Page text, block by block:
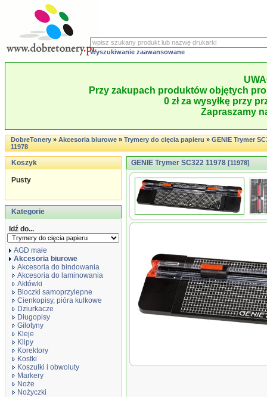
Wyszukiwanie zaawansowane
Przy zakupach produktów objętych
0 zł za wysyłkę przy
Zapraszamy
DobreTonery»Akcesoria biurowe»Trymery do cięcia papieru»GENIE Trymer
11978
Koszyk
Pusty
Kategorie
Idź do...
AGD małe
Akcesoria biurowe
Akcesoria do bindowania
Akcesoria do laminowania
Aktówki
Bloczki samoprzylepne
Cienkopisy, pióra kulkowe
Dziurkacze
Długopisy
Gilotyny
Kleje
Klipy
Korektory
Kostki
Koszulki i obwoluty
Markery
Noże
Nożyczki
GENIE Trymer SC322 11978 [11978]